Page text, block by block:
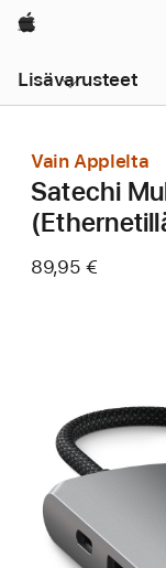
Apple
Lisävarusteet
navigointi
Vain Applelta
Satechi
89,95 €